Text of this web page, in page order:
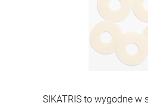
SIKATRIS to wygodne